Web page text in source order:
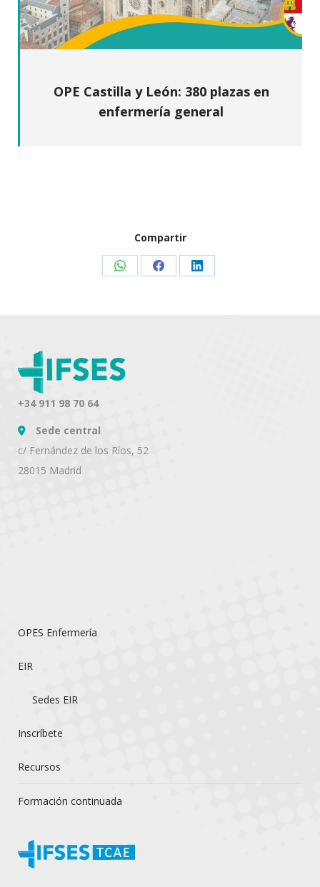
OPE Castilla y León: 380 plazas en
enfermería general
Compartir
Share Share Share
+34 911 98 70 64
Sede central
c/ Fernández de los Ríos, 52
28015 Madrid
OPES Enfermería
EIR
Sedes EIR
Inscríbete
Recursos
Formación continuada